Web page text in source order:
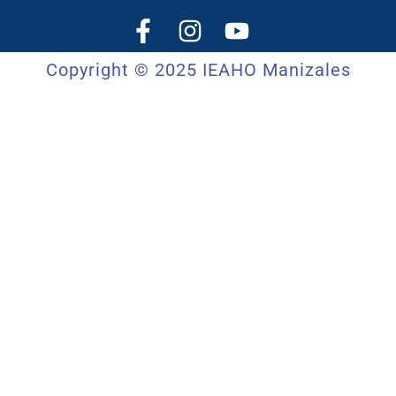
Copyright © 2025 IEAHO Manizales